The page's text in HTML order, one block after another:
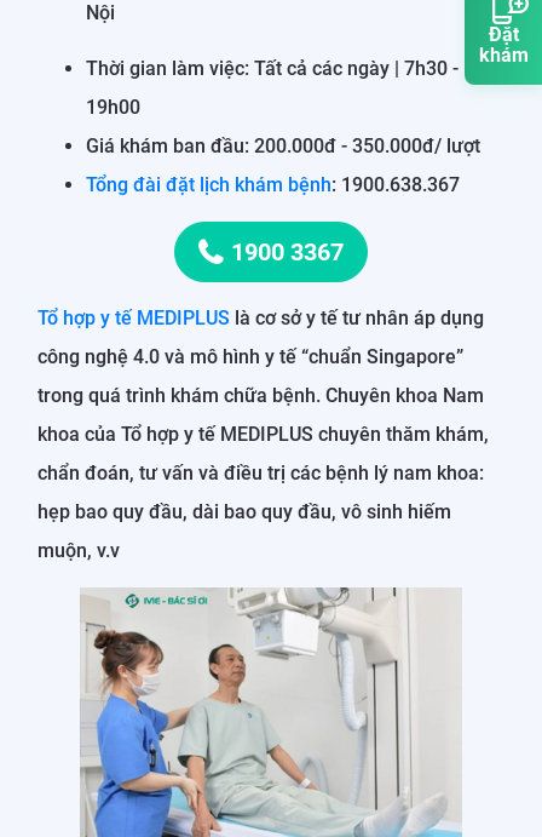
Đặt
khám
Nội
Thời gian làm việc: Tất cả các ngày | 7h30 -
19h00
Giá khám ban đầu: 200.000đ - 350.000đ/ lượt
Tổng đài đặt lịch khám bệnh: 1900.638.367
1900 3367
Tổ hợp y tế MEDIPLUS là cơ sở y tế tư nhân áp dụng
công nghệ 4.0 và mô hình y tế “chuẩn Singapore”
trong quá trình khám chữa bệnh. Chuyên khoa Nam
khoa của Tổ hợp y tế MEDIPLUS chuyên thăm khám,
chẩn đoán, tư vấn và điều trị các bệnh lý nam khoa:
hẹp bao quy đầu, dài bao quy đầu, vô sinh hiếm
muộn, v.v